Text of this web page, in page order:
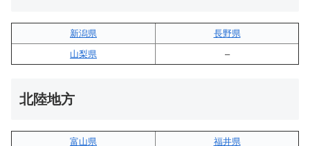
新潟県
長野県
山梨県
–
北陸地方
富山県
福井県